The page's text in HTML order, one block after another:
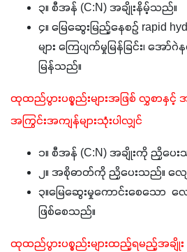
၃။ စီအန် (C:N) အချိုးနိမ့်သည်။
၄။ မြေဆွေးမြည့်နေစဥ် rapid
များ ကြေပျက်မှုမြန်ခြင်း၊ အေ
မြန်သည်။
ထုထည်ပွားပစ္စည်းများအဖြစ် လွှစာနှ
အကြွင်းအကျန်များသုံးပါလျှင်
၁။ စီအန် (C:N) အချိုးကို ညှိပေ
၂။ အစိုဓာတ်ကို ညှိပေးသည်။ လျ
၃။မြေဆွေးမှုကောင်းစေသော
ဖြစ်စေသည်။
ထုထည်ပွားပစ္စည်းများထည့်ရမည့်အချိုး